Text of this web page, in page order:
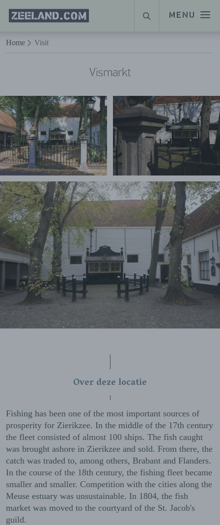
Naar hoofdinhoud
MENU
Homepage
Zeeland.com
ZOEKEN
Home Visit
Vismarkt
Over deze locatie
Fishing has been one of the most important sources of
prosperity for Zierikzee. In the middle of the 17th century
the fleet consisted of almost 100 ships. The fish caught
was brought ashore in Zierikzee and sold. From there, the
catch was traded to, among others, Brabant and Flanders.
In the course of the 18th century, the fishing fleet became
smaller and smaller. Competition with the cities along the
Meuse estuary was unsustainable. In 1804, the fish
market was moved to the courtyard of the St. Jacob's
guild.